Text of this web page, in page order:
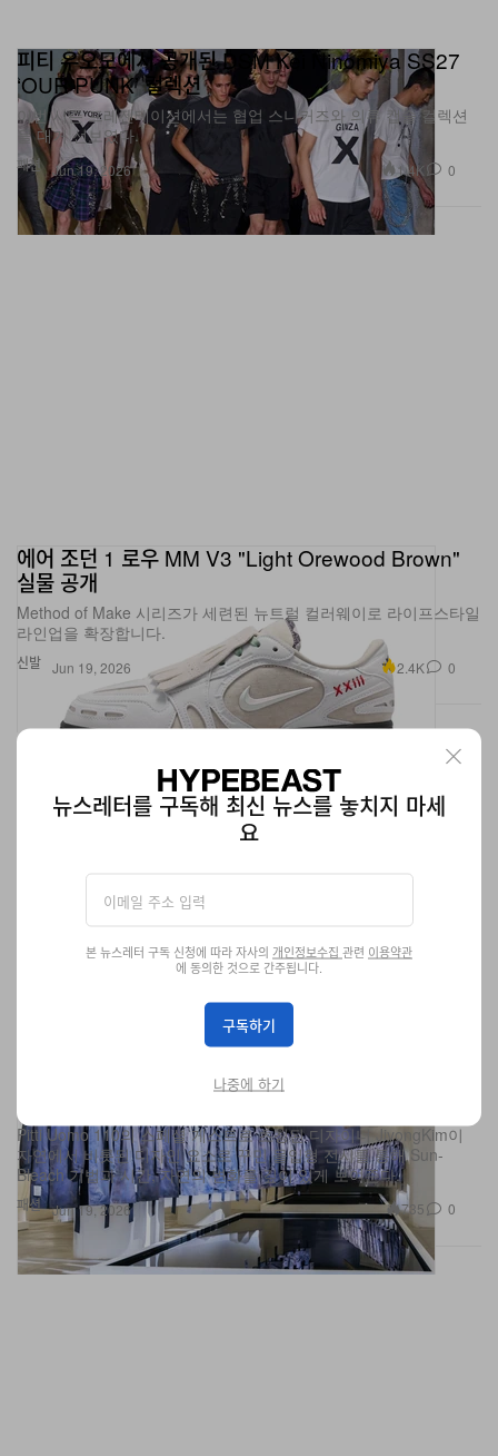
패션
피티 우오모에서 공개된 DSM Kei Ninomiya SS27
‘OUR PUNK’ 컬렉션
이번 시즌 프레젠테이션에서는 협업 스니커즈와 의류 캡슐 컬렉션
을 대거 선보였다.
Jun 19, 2026 1.4K 0
신발
에어 조던 1 로우 MM V3 "Light Orewood Brown"
실물 공개
Method of Make 시리즈가 세련된 뉴트럴 컬러웨이로 라이프스타일
라인업을 확장합니다.
Jun 19, 2026 2.4K 0
패션
JiyongKim, Pitti Uomo 110에서 선보인 Sun-
Bleach 대형 인스톨레이션으로 ‘시간의 흐름’을 탐구하
Pitti Uomo 110의 스페셜 게스트로 초청된 디자이너 JiyongKim이
자연에서 비롯된 디자인 요소로 꾸민 몰입형 전시를 통해 Sun-
Bleach 기법과 시간, 자연의 변화를 깊이 있게 보여준다.
Jun 19, 2026 735 0
뉴스레터를 구독해 최신 뉴스를 놓치지 마세
요
본 뉴스레터 구독 신청에 따라 자사의 개인정보수집 관련 이용약관
에 동의한 것으로 간주됩니다.
구독하기
나중에 하기